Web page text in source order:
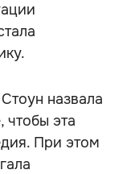
назвала
чтобы эта
При этом